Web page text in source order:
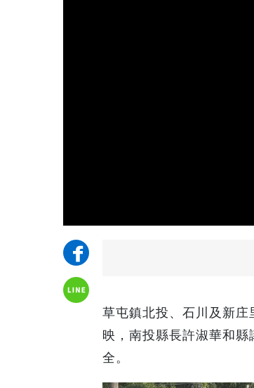
草屯鎮北投、石川及新
映，南投縣長許淑華和
全。